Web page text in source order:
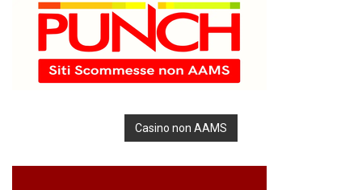
Casino non AAMS